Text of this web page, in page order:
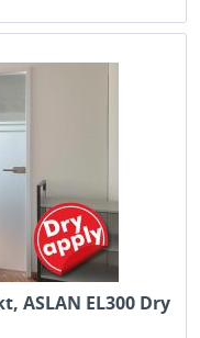
ASLAN EL300 Dry